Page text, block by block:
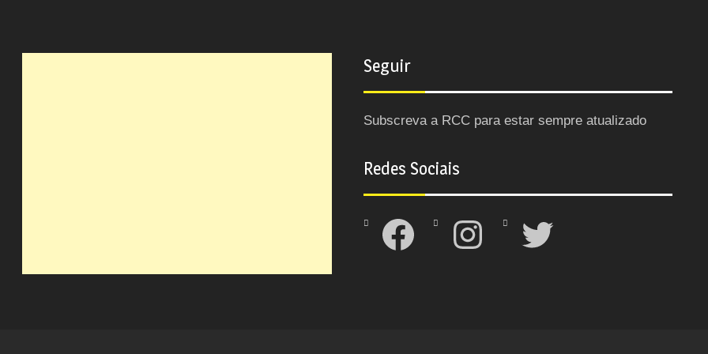
Seguir
Subscreva a RCC para estar sempre atualizado
Redes Sociais
Facebook Instagram Twitter